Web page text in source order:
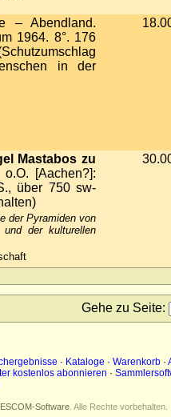
– Abendland.
1964. 8°. 176
in der
Mastabos zu
[Aachen?]:
über 750 sw-
der Pyramiden von
der kulturellen
Gehe zu Seite:
· Kataloge · Warenkorb ·
kostenlos abonnieren ·
Software . Alle Rechte vorbehalten.